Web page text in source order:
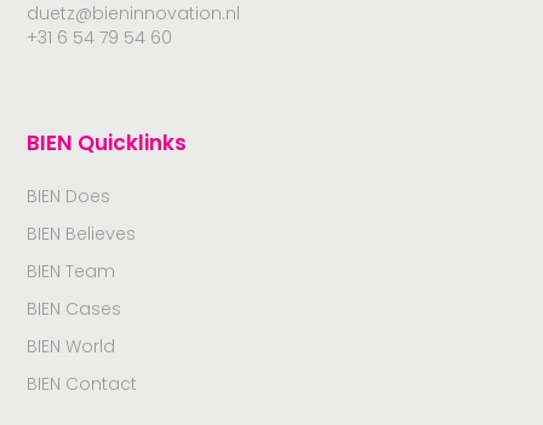
duetz@bieninnovation.nl
+31 6 54 79 54 60
BIEN Quicklinks
BIEN Does
BIEN Believes
BIEN Team
BIEN Cases
BIEN World
BIEN Contact